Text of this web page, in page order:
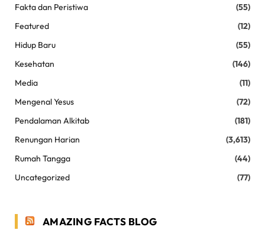
Fakta dan Peristiwa
(55)
Featured
(12)
Hidup Baru
(55)
Kesehatan
(146)
Media
(11)
Mengenal Yesus
(72)
Pendalaman Alkitab
(181)
Renungan Harian
(3,613)
Rumah Tangga
(44)
Uncategorized
(77)
AMAZING FACTS BLOG